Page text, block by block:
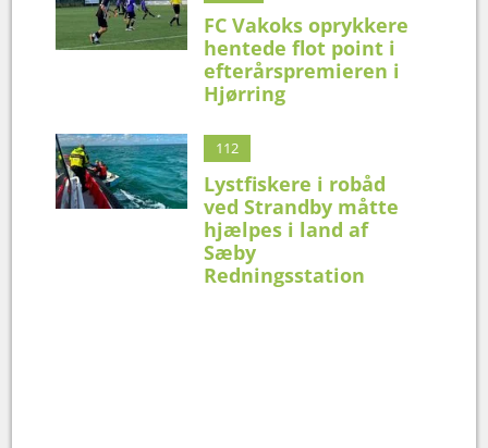
FC Vakoks oprykkere
hentede flot point i
efterårspremieren i
Hjørring
112
Lystfiskere i robåd
ved Strandby måtte
hjælpes i land af
Sæby
Redningsstation